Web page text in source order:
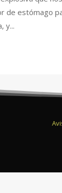
de estómago
y...